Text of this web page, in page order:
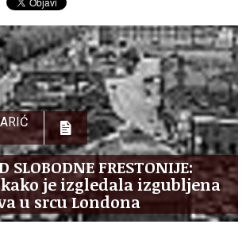
SLOBODNE FRESTONIJE:
je izgledala izgubljena
u srcu Londona